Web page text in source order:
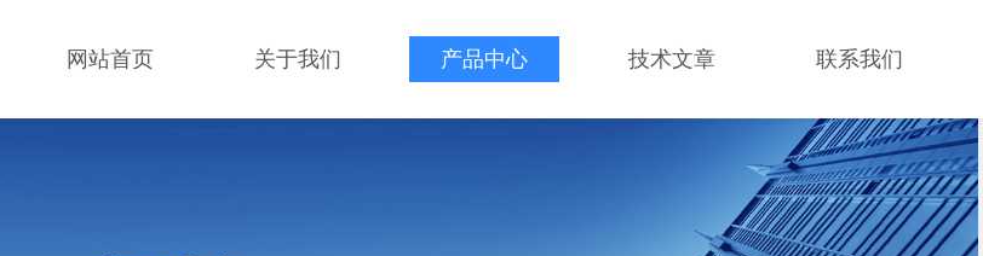
网站首页 关于我们 产品中心 技术文章 联系我们